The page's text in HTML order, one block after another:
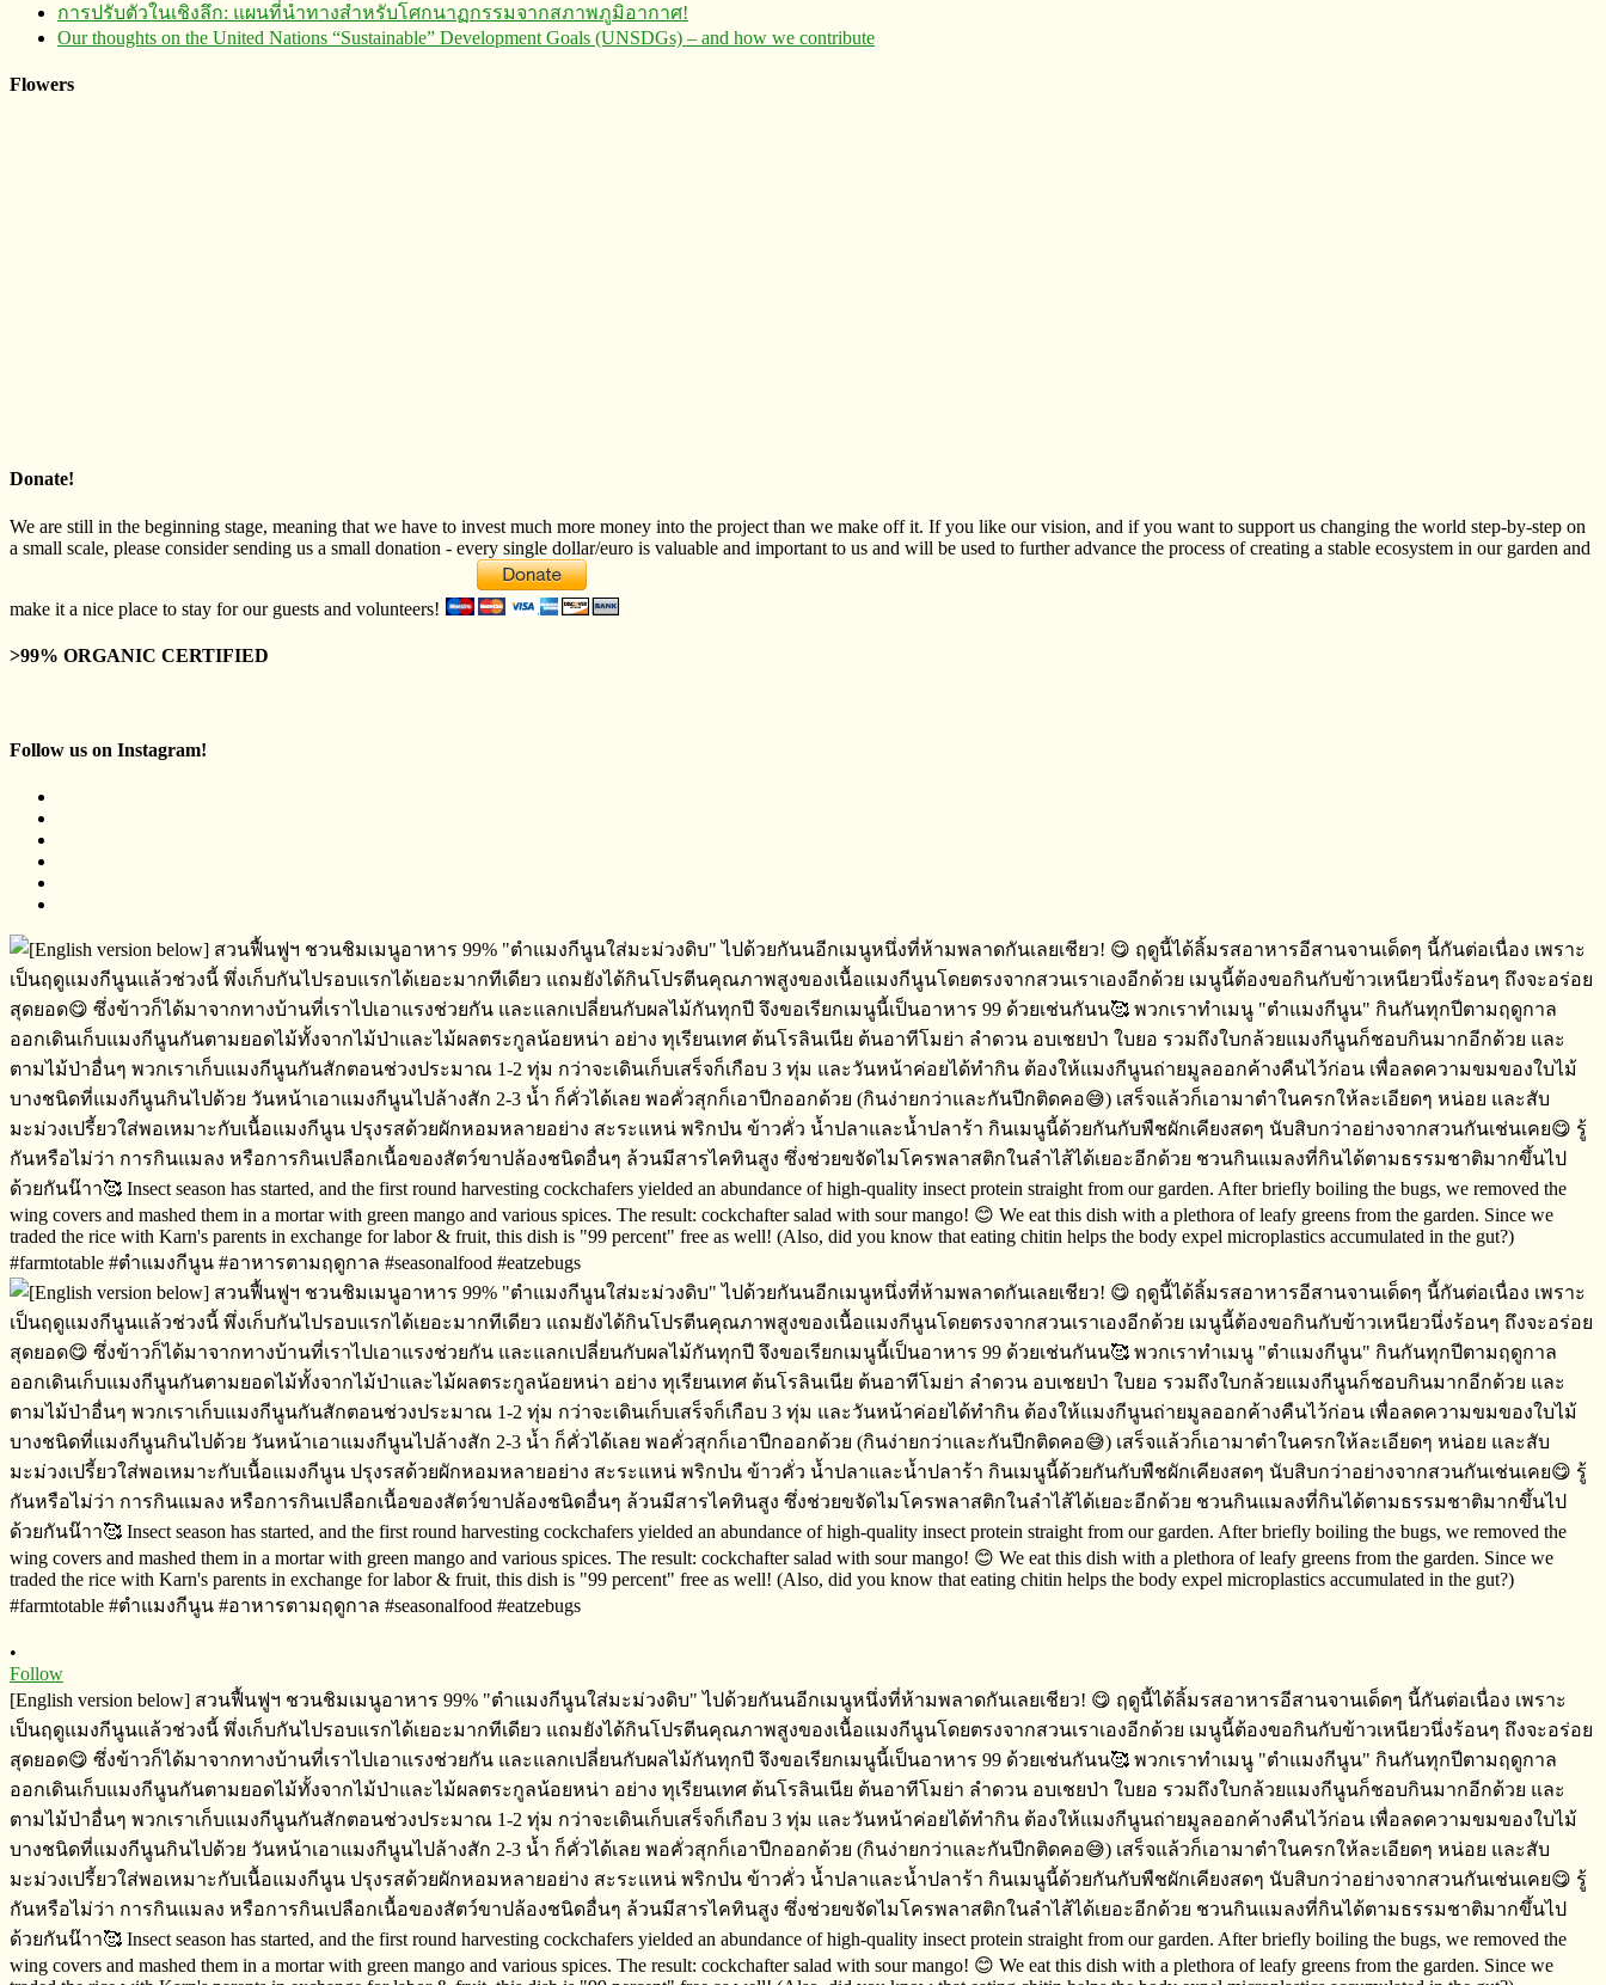
การปรับตัวในเชิงลึก: แผนที่นำทางสำหรับโศกนาฏกรรมจากสภาพภูมิอากาศ!
Our thoughts on the United Nations “Sustainable” Development Goals (UNSDGs) – and how we contribute
Flowers
Donate!
We are still in the beginning stage, meaning that we have to invest much more money into the project than we make off it. If you like our vision, and if you want to support us changing the world step-by-step on
a small scale, please consider sending us a small donation - every single dollar/euro is valuable and important to us and will be used to further advance the process of creating a stable ecosystem in our garden and
make it a nice place to stay for our guests and volunteers!
>99% ORGANIC CERTIFIED
Follow us on Instagram!
•
Follow
[English version below] สวนฟื้นฟูฯ​ ชวนชิมเมนูอาหาร​ 99%​ "ตำแมงกีนูนใส่มะม่วงดิบ" ไปด้วยกันนอีกเมนูหนึ่งที่ห้ามพลาดกันเลยเชียว! 😋 ฤดูนี้ได้ลิ้มรสอาหารอีสานจานเด็ดๆ​ นี้กันต่อเนื่อง​ เพราะ
เป็นฤดูแมงกีนูนแล้วช่วงนี้​ พึ่งเก็บกันไปรอบแรกได้เยอะมากทีเดียว​ แถมยังได้กินโปรตีน​คุณภาพสูงของเนื้อแมงกีนูน​โดยตรงจากสวนเราเองอีกด้วย​ เมนูนี้ต้องขอกินกับข้าวเหนียว​นึ่งร้อนๆ​ ถึงจะอร่อย
สุดยอด😋 ซึ่งข้าวก็ได้มาจากทางบ้านที่เราไปเอาแรงช่วยกัน​ และแลกเปลี่ย​นกับ​ผลไม้กันทุกปี​ จึงขอเรียกเมนูนี้เป็นอาหาร​ 99 ด้วยเช่นกันน🥰 พวกเราทำเมนู​ "ตำแมงกีนูน" กินกันทุกปีตามฤดูกาล​
ออกเดินเก็บแมงกีนูนกันตามยอดไม้ทั้งจากไม้ป่า​และไม้ผลตระกูลน้อยหน่า​ อย่าง​ ทุเรียนเทศ​ ต้นโรลิ​นเนีย​ ต้นอาทีโมย่า​ ลำดวน​ อบเชยป่า ใบยอ​ รวมถึงใบกล้วย​แมงกีนูนก็ชอบกินมากอีกด้วย​ และ
ตามไม้ป่าอื่นๆ​ พวกเราเก็บแมงกีนูนกันสักตอนช่วงประมาณ​ 1-2 ทุ่ม​ กว่าจะเดินเก็บเสร็จ​ก็เกือบ​ 3 ทุ่ม​ และวันหน้าค่อยได้ทำกิน​ ต้องให้แมงกีนูนถ่ายมูลออกค้างคืนไว้ก่อน​ เพื่อลดความขมของใบไม้
บางชนิดที่แมงกีนูนกินไปด้วย วันหน้าเอาแมงกีนูนไปล้างสัก​ 2-3 น้ำ​ ก็คั่วได้เลย​ พอคั่วสุกก็เอาปีกออก​ด้วย​ (กินง่ายกว่าและกันปีกติดคอ😅) เสร็จ​แล้วก็เอามาตำในครกให้ละเอียดๆ​ หน่อย​ และสับ
มะม่วงเปรี้ยวใส่พอเหมาะกับเนื้อแมงกีนูน​ ปรุงรสด้วยผักหอมหลายอย่าง​ ​สะระแหน่ พริกป่น​ ข้าวคั่ว​ น้ำปลาและน้ำปลาร้า​ กินเมนูนี้ด้วยกันกับพืชผักเคียงสดๆ​ นับสิบกว่าอย่างจากสวนกันเช่นเคย😋 รู้
กันหรือไม่​ว่า​ การกินแมลง​ หรือการกินเปลือกเนื้อของสัตว์ขาปล้องชนิดอื่นๆ​ ล้วนมีสารไคทินสูง​ ซึ่งช่วยขจัดไมโครพลาสติก​ในลำไส้ได้เยอะอีกด้วย​ ชวนกินแมลงที่กินได้ตามธรรมชาติมากขึ้นไป
ด้วยกันน๊าา🥰 Insect season has started, and the first round harvesting cockchafers yielded an abundance of high-quality insect protein straight from our garden. After briefly boiling the bugs, we removed the
wing covers and mashed them in a mortar with green mango and various spices. The result: cockchafter salad with sour mango! 😊 We eat this dish with a plethora of leafy greens from the garden. Since we